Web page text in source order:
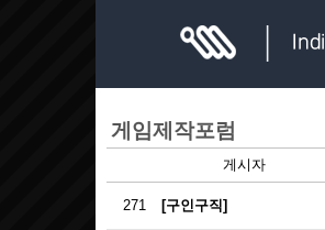
게임제작포럼
게시자
271 [구인구직]